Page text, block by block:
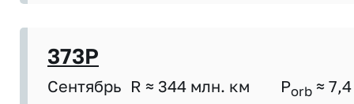
373P
Сентябрь R ≈ 344 млн. км Porb ≈ 7,4